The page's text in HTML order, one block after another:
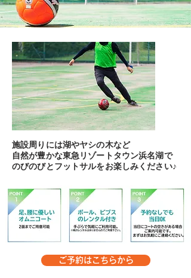
施設周りには湖やヤシの木など
自然が豊かな東急リゾートタウン浜名湖で
​のびのびとフットサルをお楽しみください♪
ご予約はこちらから